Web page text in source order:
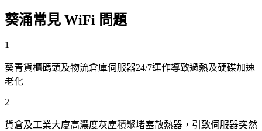
葵涌常見 WiFi 問題
1
葵青貨櫃碼頭及物流倉庫伺服器24/7運作導致過熱及硬碟加速
老化
2
貨倉及工業大廈高濃度灰塵積聚堵塞散熱器，引致伺服器突然